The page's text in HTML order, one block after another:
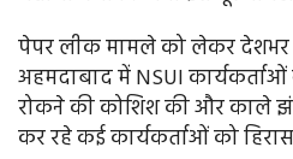
पेपर लीक मामले को लेकर देशभर में
अहमदाबाद में NSUI
रोकने की कोशिश की और काले
कर रहे कई कार्यकर्ताओं को